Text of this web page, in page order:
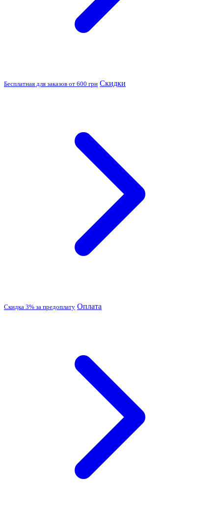
Бесплатная для заказов от 600 грн Скидки
Скидка 3% за предоплату Оплата